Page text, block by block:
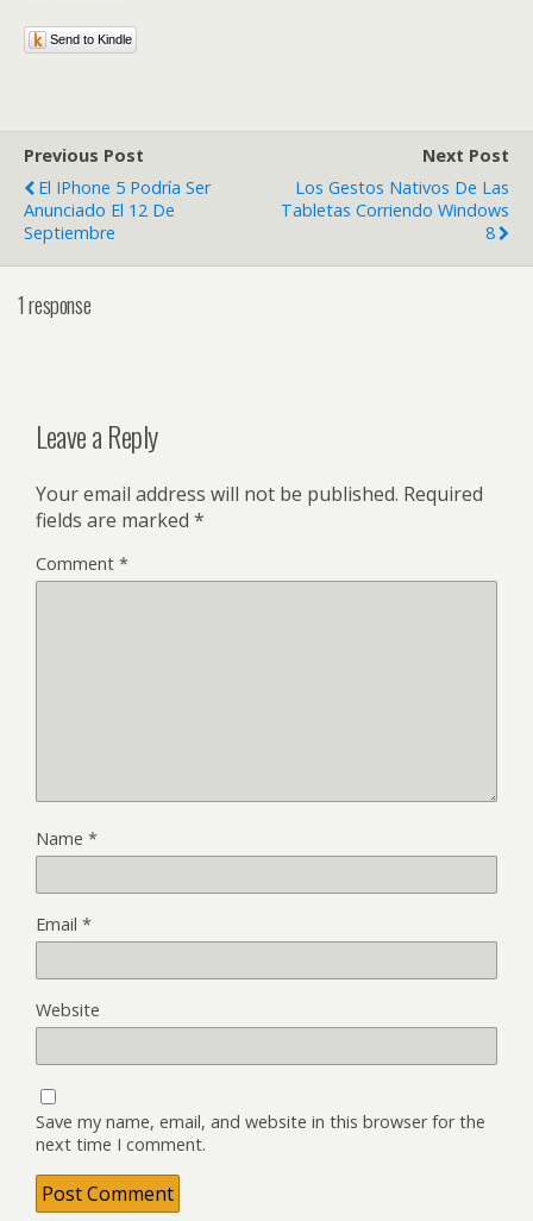
Send to Kindle
Previous Post
El IPhone 5 Podría Ser
Anunciado El 12 De
Septiembre
Next Post
Los Gestos Nativos De Las
Tabletas Corriendo Windows
8
1 response
Leave a Reply
Your email address will not be published. Required
fields are marked *
Comment *
Name *
Email *
Website
Save my name, email, and website in this browser for the
next time I comment.